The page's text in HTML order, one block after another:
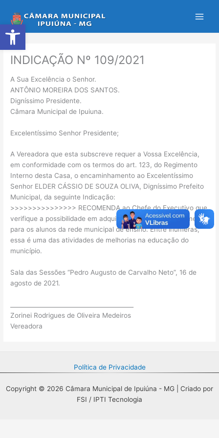
Abrir a barra de ferramentas
para
o
conteúdo
INDICAÇÃO Nº 109/2021
A Sua Excelência o Senhor.
ANTÔNIO MOREIRA DOS SANTOS.
Digníssimo Presidente.
Câmara Municipal de Ipuiuna.
Excelentíssimo Senhor Presidente;
A Vereadora que esta subscreve requer a Vossa Excelência,
em conformidade com os termos do art. 123, do Regimento
Interno desta Casa, o encaminhamento ao Excelentíssimo
Senhor ELDER CÁSSIO DE SOUZA OLIVA, Digníssimo Prefeito
Municipal, da seguinte Indicação:
>>>>>>>>>>>>>>> RECOMENDA ao Chefe do Executivo que
verifique a possibilidade em adquirir/confeccionar uniformes
para os alunos da rede municipal de ensino. Entre inúmeras,
essa é uma das atividades de melhorias na educação do
município.
Sala das Sessões “Pedro Augusto de Carvalho Neto”, 16 de
agosto de 2021.
Zorinei Rodrigues de Oliveira Medeiros
Vereadora
Política de Privacidade
Copyright © 2026 Câmara Municipal de Ipuiúna - MG | Criado por
FSI / IPTI Tecnologia